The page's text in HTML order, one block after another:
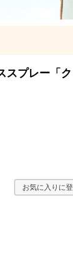
プレー「
お気に入りに